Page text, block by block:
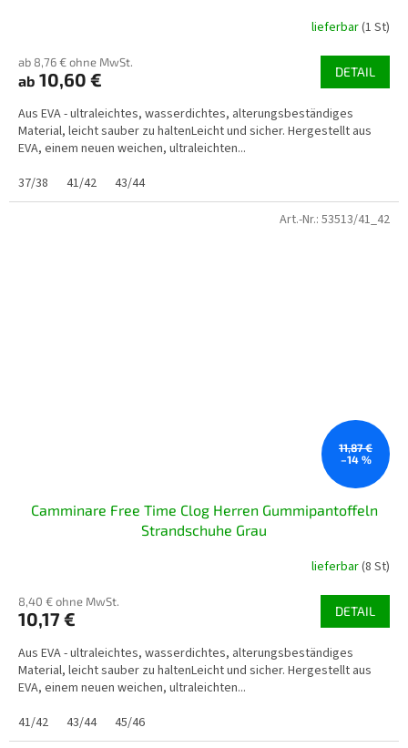
lieferbar(1 St)
ab 8,76 € ohne MwSt.
ab 10,60 € DETAIL
Aus EVA - ultraleichtes, wasserdichtes, alterungsbeständiges
Material, leicht sauber zu haltenLeicht und sicher. Hergestellt aus
EVA, einem neuen weichen, ultraleichten...
37/38
41/42 43/44
11,87 €
–14 %
Camminare Free Time Clog Herren Gummipantoffeln
Strandschuhe Grau
lieferbar(8 St)
8,40 € ohne MwSt.
10,17 € DETAIL
Aus EVA - ultraleichtes, wasserdichtes, alterungsbeständiges
Material, leicht sauber zu haltenLeicht und sicher. Hergestellt aus
EVA, einem neuen weichen, ultraleichten...
41/42
43/44 45/46
Art.-Nr.: 53513/41_42